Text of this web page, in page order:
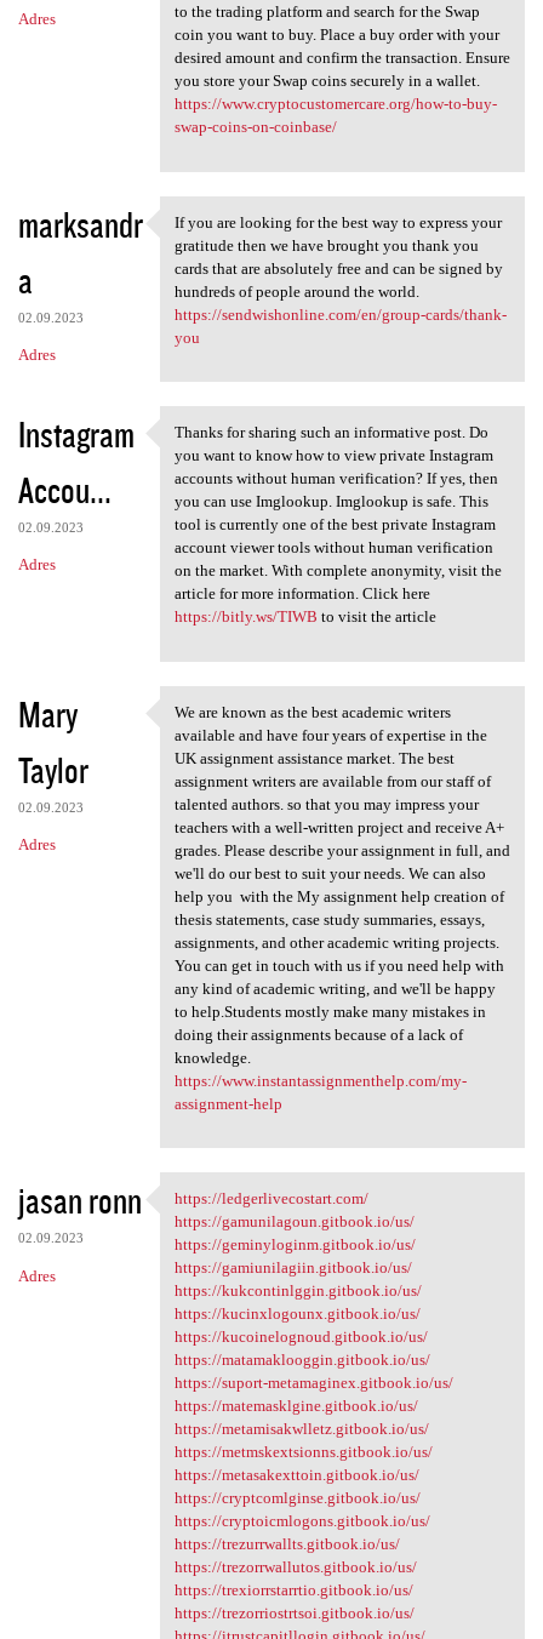
Adres
to the trading platform and search for the Swap
coin you want to buy. Place a buy order with your
desired amount and confirm the transaction. Ensure
you store your Swap coins securely in a wallet.
https://www.cryptocustomercare.org/how-to-buy-
swap-coins-on-coinbase/
marksandr
a
02.09.2023
Adres
If you are looking for the
If you are looking for the best way to express your
gratitude then we have brought you thank you
cards that are absolutely free and can be signed by
hundreds of people around the world.
https://sendwishonline.com/en/group-cards/thank-
you
Instagram
Accou...
02.09.2023
Adres
Thanks for sharing such an
Thanks for sharing such an informative post. Do
you want to know how to view private Instagram
accounts without human verification? If yes, then
you can use Imglookup. Imglookup is safe. This
tool is currently one of the best private Instagram
account viewer tools without human verification
on the market. With complete anonymity, visit the
article for more information. Click here
https://bitly.ws/TIWB to visit the article
Mary
Taylor
02.09.2023
Adres
We are known as the best
We are known as the best academic writers
available and have four years of expertise in the
UK assignment assistance market. The best
assignment writers are available from our staff of
talented authors. so that you may impress your
teachers with a well-written project and receive A+
grades. Please describe your assignment in full, and
we'll do our best to suit your needs. We can also
help you with the My assignment help creation of
thesis statements, case study summaries, essays,
assignments, and other academic writing projects.
You can get in touch with us if you need help with
any kind of academic writing, and we'll be happy
to help.Students mostly make many mistakes in
doing their assignments because of a lack of
knowledge.
https://www.instantassignmenthelp.com/my-
assignment-help
jasan ronn
02.09.2023
Adres
https://ledgerlivecostart.com
https://ledgerlivecostart.com/
https://gamunilagoun.gitbook.io/us/
https://geminyloginm.gitbook.io/us/
https://gamiunilagiin.gitbook.io/us/
https://kukcontinlggin.gitbook.io/us/
https://kucinxlogounx.gitbook.io/us/
https://kucoinelognoud.gitbook.io/us/
https://matamaklooggin.gitbook.io/us/
https://suport-metamaginex.gitbook.io/us/
https://matemasklgine.gitbook.io/us/
https://metamisakwlletz.gitbook.io/us/
https://metmskextsionns.gitbook.io/us/
https://metasakexttoin.gitbook.io/us/
https://cryptcomlginse.gitbook.io/us/
https://cryptoicmlogons.gitbook.io/us/
https://trezurrwallts.gitbook.io/us/
https://trezorrwallutos.gitbook.io/us/
https://trexiorrstarrtio.gitbook.io/us/
https://trezorriostrtsoi.gitbook.io/us/